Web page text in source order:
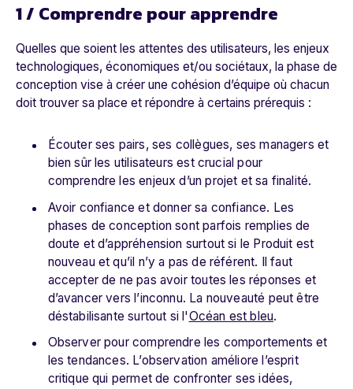
1 / Comprendre pour apprendre
Quelles que soient les attentes des utilisateurs, les enjeux
technologiques, économiques et/ou sociétaux, la phase de
conception vise à créer une cohésion d’équipe où chacun
doit trouver sa place et répondre à certains prérequis :
Écouter ses pairs, ses collègues, ses managers et
bien sûr les utilisateurs est crucial pour
comprendre les enjeux d’un projet et sa finalité.
Avoir confiance et donner sa confiance. Les
phases de conception sont parfois remplies de
doute et d’appréhension surtout si le Produit est
nouveau et qu’il n’y a pas de référent. Il faut
accepter de ne pas avoir toutes les réponses et
d’avancer vers l’inconnu. La nouveauté peut être
déstabilisante surtout si l'Océan est bleu.
Observer pour comprendre les comportements et
les tendances. L’observation améliore l’esprit
critique qui permet de confronter ses idées,